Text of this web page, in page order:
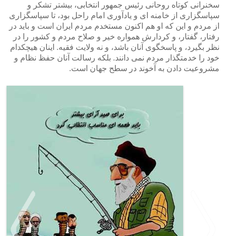
سخنرانی کوتاه روحانی رئیس جمهور انتخابی، بیشتر تشکر و
سپاسگزاری از خامنه ای و یادآوری امام راحل بود، تا سپاسگزاری
از مردم و این که او هم اکنون مستخدم مردم ایران است و باید در
رفتار، گفتار، و کردارش همواره خیر و صلاح مردم و کشور را در
نظر بگیرد، و پاسخگوی آنان باشد، و نه ولایت فقیه. اینان هیچکدام
خود را خدمتگذار مردم نمی دانند. بلکه رسالت آنان حفظ نظام و
مشروعیت دادن به آخوند در سطح جهان است.